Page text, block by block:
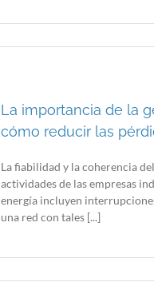
La importancia de la
cómo reducir las
La fiabilidad y la coherencia
actividades de las empresas
energía incluyen
una red con tales [...]